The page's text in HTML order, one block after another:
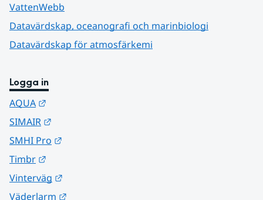
VattenWebb
Datavärdskap, oceanografi och marinbiologi
Datavärdskap för atmosfärkemi
Logga in
AQUA
SIMAIR
SMHI Pro
Timbr
Vinterväg
Väderlarm